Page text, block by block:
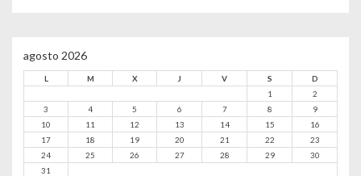
agosto 2026
L M X J V S
D
1
2
3
4 5 6 7 8
9
10
11 12 13 14 15
16
17
18 19 20 21 22
23
24
25 26 27 28 29
30
31